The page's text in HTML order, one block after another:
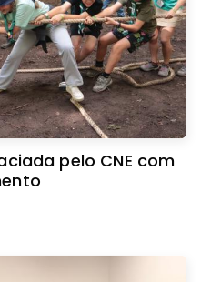
pelo CNE com